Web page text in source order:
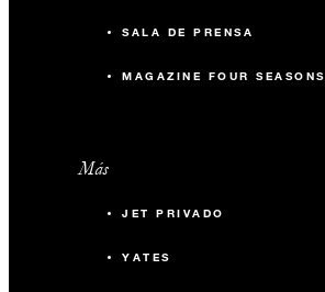
SALA DE PRENSA
MAGAZINE FOUR SEASONS
Más
JET PRIVADO
YATES